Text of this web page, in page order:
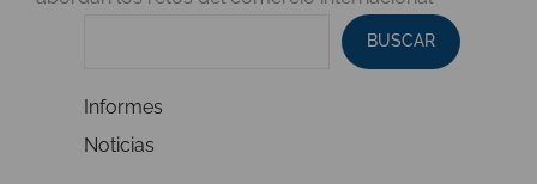
BUSCAR
Informes
Noticias